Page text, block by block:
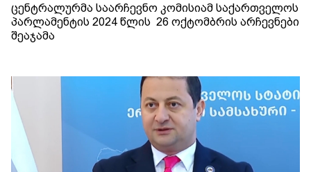
ცენტრალურმა საარჩევნო კომისიამ საქართველოს
პარლამენტის 2024 წლის 26 ოქტომბრის არჩევნები
შეაჯამა